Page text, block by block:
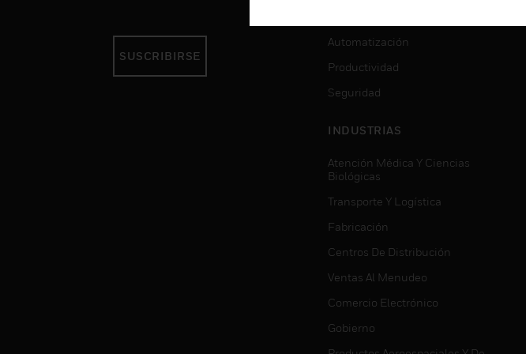
SUSCRIBIRSE
Automatización
Productividad
Seguridad
INDUSTRIAS
Atención Médica Y Ciencias
Biológicas
Transporte Y Logística
Fabricación
Centros De Distribución
Ventas Al Menudeo
Comercio Electrónico
Gobierno